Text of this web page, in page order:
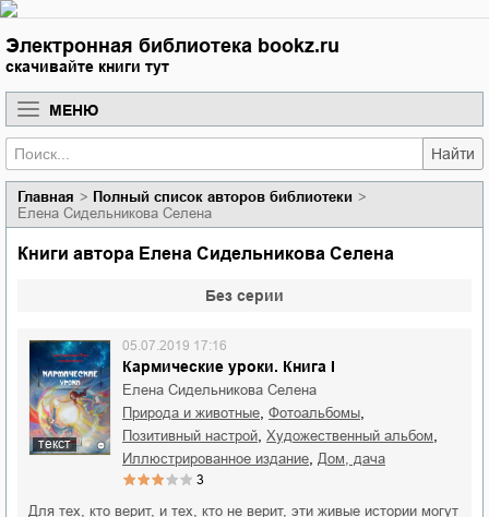
Электронная библиотека bookz.ru
скачивайте книги тут
МЕНЮ
Найти
Главная
Полный список авторов библиотеки
Елена Сидельникова Селена
Книги автора Елена Сидельникова Селена
Без серии
текст
Кармические уроки. Книга I
05.07.2019 17:16
Елена Сидельникова Селена
природа и животные
фотоальбомы
позитивный настрой художественный альбом
иллюстрированное издание дом, дача
3
Для тех, кто верит, и тех, кто не верит, эти живые истории могут